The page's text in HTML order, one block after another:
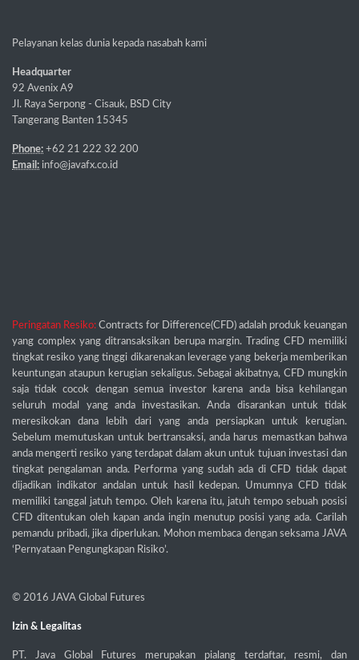
Pelayanan kelas dunia kepada nasabah kami
Headquarter
92 Avenix A9
Jl. Raya Serpong - Cisauk, BSD City
Tangerang Banten 15345
Phone: +62 21 222 32 200
Email: info@javafx.co.id
Peringatan Resiko: Contracts for Difference(CFD) adalah produk keuangan
yang complex yang ditransaksikan berupa margin. Trading CFD memiliki
tingkat resiko yang tinggi dikarenakan leverage yang bekerja memberikan
keuntungan ataupun kerugian sekaligus. Sebagai akibatnya, CFD mungkin
saja tidak cocok dengan semua investor karena anda bisa kehilangan
seluruh modal yang anda investasikan. Anda disarankan untuk tidak
meresikokan dana lebih dari yang anda persiapkan untuk kerugian.
Sebelum memutuskan untuk bertransaksi, anda harus memastkan bahwa
anda mengerti resiko yang terdapat dalam akun untuk tujuan investasi dan
tingkat pengalaman anda. Performa yang sudah ada di CFD tidak dapat
dijadikan indikator andalan untuk hasil kedepan. Umumnya CFD tidak
memiliki tanggal jatuh tempo. Oleh karena itu, jatuh tempo sebuah posisi
CFD ditentukan oleh kapan anda ingin menutup posisi yang ada. Carilah
pemandu pribadi, jika diperlukan. Mohon membaca dengan seksama JAVA
‘Pernyataan Pengungkapan Risiko’.
© 2016 JAVA Global Futures
Izin & Legalitas
PT. Java Global Futures merupakan pialang terdaftar, resmi, dan